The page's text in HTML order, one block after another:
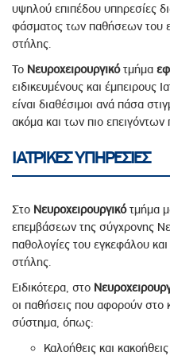
υψηλού επιπέδου υπηρεσίες
φάσματος των παθήσεων του
στήλης.
Το Νευροχειρουργικότμήμα
ειδικευμένους και έμπειρους
είναι διαθέσιμοι ανά πάσα
ακόμα και των πιο επειγόντων
ΙΑΤΡΙΚΕΣ ΥΠΗΡΕΣΙΕΣ
Στο Νευροχειρουργικότμήμα
επεμβάσεων της σύγχρονης
παθολογίες του εγκεφάλου
στήλης.
Ειδικότερα, στο
οι παθήσεις που αφορούν στο
σύστημα, όπως:
Καλοήθεις και